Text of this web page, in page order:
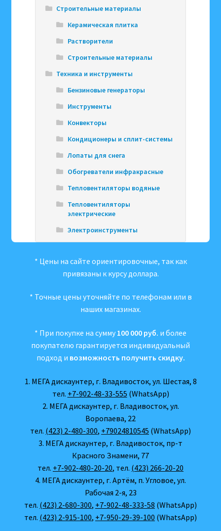
Строительные материалы
Керамическая плитка
Растворители
Строительные материалы
Техника и инструменты
Бензиновые генераторы
Инструменты
Конвекторы
Кондиционеры и сплит-системы
Лопаты для снега
Обогреватели инфракрасные
Тепловентиляторы водяные
Тепловентиляторы
электрические
Электроинструменты
* Цены на сайте ориентировочные, так как
привязаны к курсу доллара.
* Точные цены уточняйте по телефонам или в
наших магазинах.
* При покупке на сумму 100 000 руб. и более
покупателю гарантируется индивидуальный
подход и возможность получить скидку.
1. МЕГА дискаунтер, г. Владивосток, ул. Шестая, 8
тел. +7-902-48-33-555 (WhatsApp)
2. МЕГА дискаунтер, г. Владивосток, ул.
Воропаева, 22
тел. (423) 2-480-300, +79024810545 (WhatsApp)
3. МЕГА дискаунтер, г. Владивосток, пр-т
Красного Знамени, 77
тел. +7-902-480-20-20, тел. (423) 266-20-20
4. МЕГА дискаунтер, г. Артём, п. Угловое, ул.
Рабочая 2-я, 23
тел. (423) 2-680-300, +7-902-48-333-58 (WhatsApp)
тел. (423) 2-915-100, +7-950-29-39-100 (WhatsApp)